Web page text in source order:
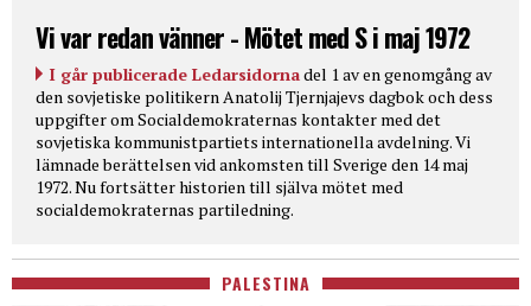
Vi var redan vänner - Mötet med S i maj 1972
I går publicerade Ledarsidornadel 1 av en genomgång av
den sovjetiske politikern Anatolij Tjernjajevs dagbok och dess
uppgifter om Socialdemokraternas kontakter med det
sovjetiska kommunistpartiets internationella avdelning. Vi
lämnade berättelsen vid ankomsten till Sverige den 14 maj
1972. Nu fortsätter historien till själva mötet med
socialdemokraternas partiledning.
PALESTINA